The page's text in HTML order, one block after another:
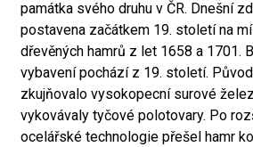
památka svého druhu v ČR. Dnešní
postavena začátkem 19. století na
dřevěných hamrů z let 1658 a 1701.
vybavení pochází z 19. století.
zkujňovalo vysokopecní surové
vykovávaly tyčové polotovary. Po
ocelářské technologie přešel hamr